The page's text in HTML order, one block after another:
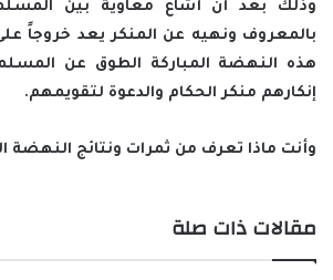
وذلك بعد أن أشاع معاوية بين
بالمعروف ونهيه عن المنكر يعد خروجاً
هذه النهضة المباركة الطوق عن
إنكارهم منكر الحكام والدعوة لتقويمهم.
وأنت ماذا تعرف من ثمرات ونتائج النهضة
مقالات ذات صلة